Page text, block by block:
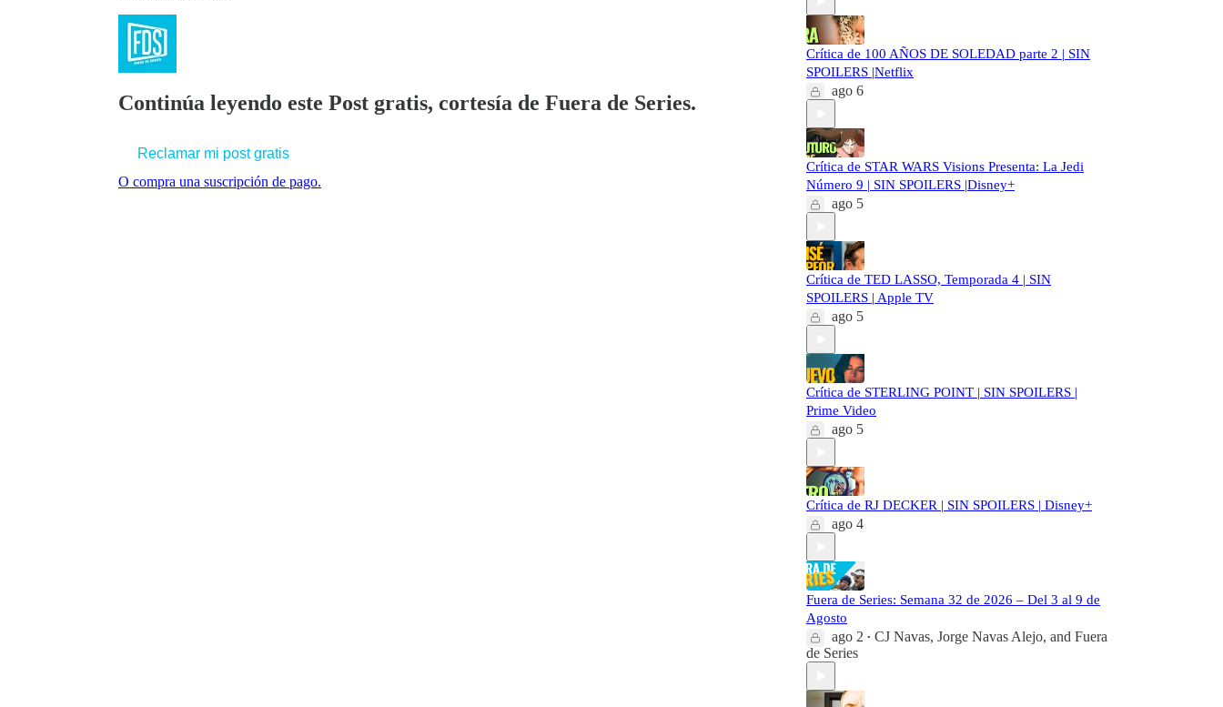
Continúa leyendo este Post gratis, cortesía de Fuera de Series.
Reclamar mi post gratis
O compra una suscripción de pago.
Crítica de 100 AÑOS DE SOLEDAD parte 2 | SIN
SPOILERS |Netflix
ago 6
Crítica de STAR WARS Visions Presenta: La Jedi
Número 9 | SIN SPOILERS |Disney+
ago 5
Crítica de TED LASSO, Temporada 4 | SIN
SPOILERS | Apple TV
ago 5
Crítica de STERLING POINT | SIN SPOILERS |
Prime Video
ago 5
Crítica de RJ DECKER | SIN SPOILERS | Disney+
ago 4
Fuera de Series: Semana 32 de 2026 – Del 3 al 9 de
Agosto
ago 2 • CJ Navas, Jorge Navas Alejo, and Fuera
de Series